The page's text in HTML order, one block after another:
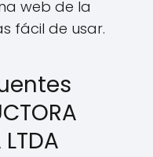
web de la
fácil de usar.